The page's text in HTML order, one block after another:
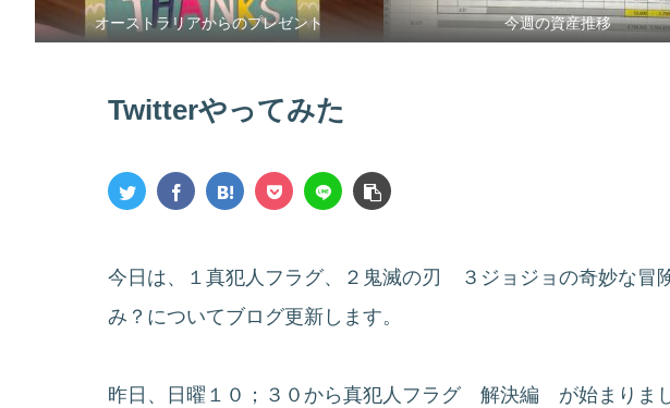
オーストラリアからのプレゼント 今週の資産推移
Twitterやってみた
今日は、１真犯人フラグ、２鬼滅の刃 ３ジョジョの奇妙な
み？についてブログ更新します。
昨日、日曜１０；３０から真犯人フラグ 解決編 が始まりま